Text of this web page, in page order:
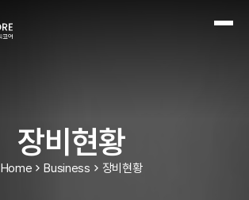
장비현황
Home Business 장비현황